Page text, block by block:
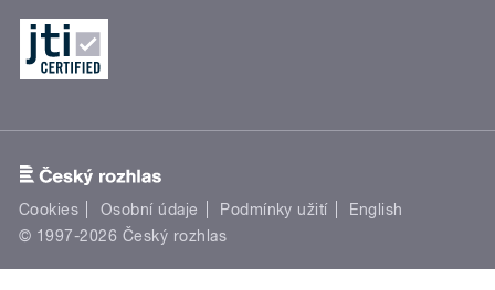
Cookies Osobní údaje Podmínky užití
English
© 1997-2026 Český rozhlas